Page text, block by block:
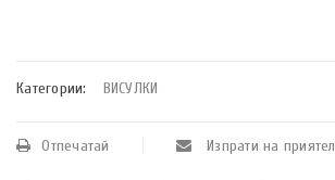
Категории: ВИСУЛКИ
Отпечатай Изпрати на приятел